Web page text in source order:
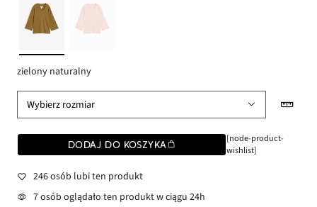
zielony naturalny
Wybierz rozmiar
DODAJ DO KOSZYKA
[node-product-
wishlist]
246 osób lubi ten produkt
7 osób oglądało ten produkt w ciągu 24h